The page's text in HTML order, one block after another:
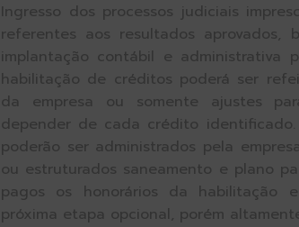
Ingresso dos processos judiciais
referentes aos resultados aprovados,
implantação contábil e administrativa
habilitação de créditos poderá ser
da empresa ou somente ajustes
depender de cada crédito identificado.
poderão ser administrados pela
ou estruturados saneamento e plano
pagos os honorários da habilitação
próxima etapa opcional, porém